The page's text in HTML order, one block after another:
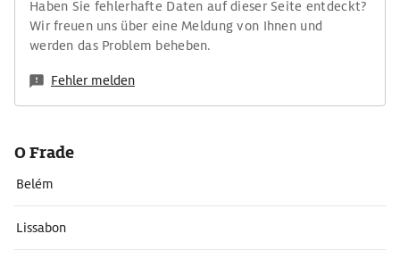
Haben Sie fehlerhafte Daten auf dieser Seite entdeckt?
Wir freuen uns über eine Meldung von Ihnen und
werden das Problem beheben.
Fehler melden
O Frade
Belém
Lissabon